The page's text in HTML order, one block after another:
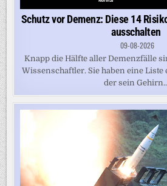
Schutz vor Demenz: Diese 14
ausschalten
09-08-2026
Knapp die Hälfte aller Demenzfälle
Wissenschaftler. Sie haben eine Liste
der sein